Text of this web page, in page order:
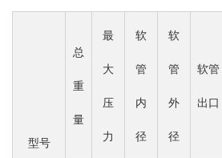
型号
总
重
量
最
大
压
力
软
管
内
径
软
管
外
径
软管
出口